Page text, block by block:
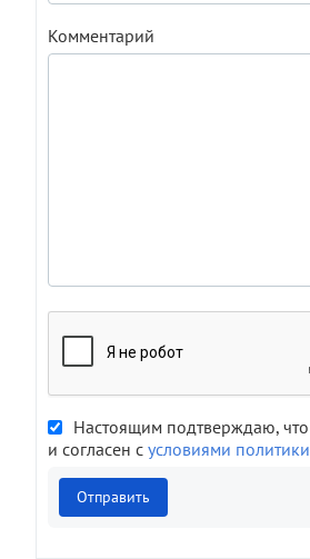
Комментарий
Настоящим подтверждаю,
и согласен с условиями
Отправить